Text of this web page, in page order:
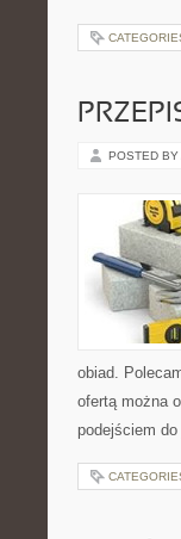
POSTED BY
obiad.
ofertą można
podejściem